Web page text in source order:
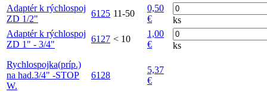
Adaptér k rýchlospoj
ZD 1/2"
6125 11-50
0,50
€
ks
Adaptér k rýchlospoj
ZD 1" - 3/4"
6127 < 10
1,00
€
ks
Rychlospojka(príp.)
na had.3/4" -STOP
W.
6128
5,37
€